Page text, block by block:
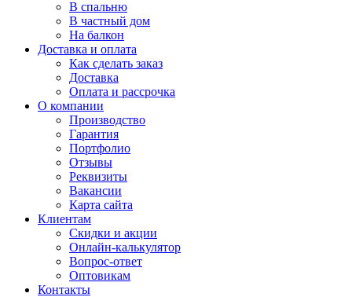
В спальню
В частный дом
На балкон
Доставка и оплата
Как сделать заказ
Доставка
Оплата и рассрочка
О компании
Производство
Гарантия
Портфолио
Отзывы
Реквизиты
Вакансии
Карта сайта
Клиентам
Скидки и акции
Онлайн-калькулятор
Вопрос-ответ
Оптовикам
Контакты